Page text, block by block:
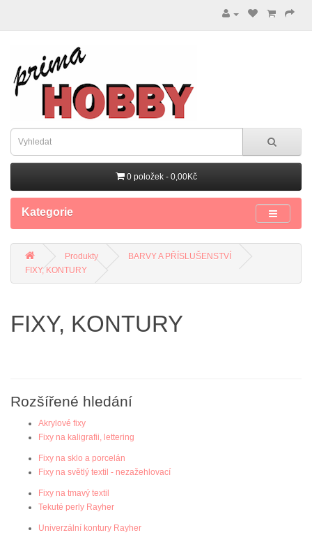
0 položek - 0,00Kč
Kategorie
Produkty
BARVY A PŘÍSLUŠENSTVÍ
FIXY, KONTURY
FIXY, KONTURY
Rozšířené hledání
Akrylové fixy
Fixy na kaligrafii, lettering
Fixy na sklo a porcelán
Fixy na světlý textil - nezažehlovací
Fixy na tmavý textil
Tekuté perly Rayher
Univerzální kontury Rayher